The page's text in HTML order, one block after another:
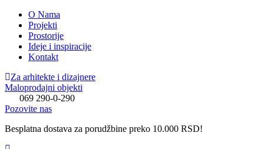
O Nama
Projekti
Prostorije
Ideje i inspiracije
Kontakt
Za arhitekte i dizajnere
Maloprodajni objekti
069 290-0-290
Pozovite nas
Besplatna dostava za porudžbine preko 10.000 RSD!